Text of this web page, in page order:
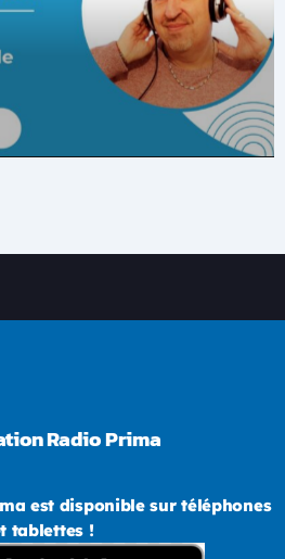
Radio Prima
est disponible sur téléphones
tablettes !